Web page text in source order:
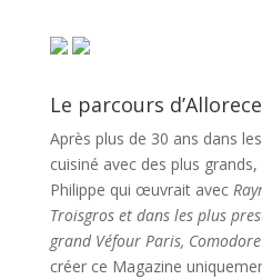
Le parcours
Après plus de 30 ans dans
cuisiné avec des plus
Philippe qui œuvrait avec
Troisgros et dans les plus
grand Véfour Paris,
créer ce Magazine